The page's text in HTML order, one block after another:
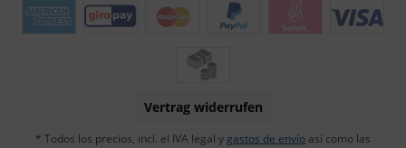
Vertrag widerrufen
* Todos los precios, incl. el IVA legal y gastos de envío así como las